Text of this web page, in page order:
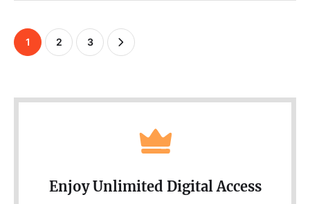
1 2 3
Enjoy Unlimited Digital Access